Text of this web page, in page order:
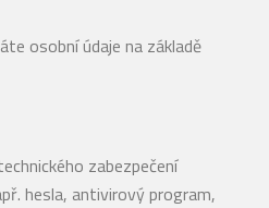
osobní údaje na základě
zabezpečení
hesla, antivirový program,